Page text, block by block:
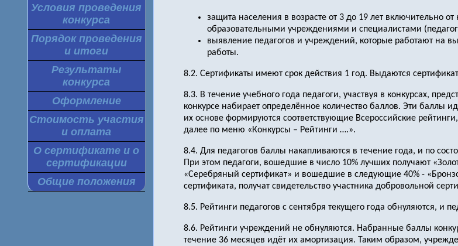
Условия проведения
конкурса
Порядок проведения
и итоги
Результаты
конкурса
Оформление
Стоимость участия
и оплата
О сертификате и о
сертификации
Общие положения
защита населения в возрасте от 3 до 19 лет включительно
образовательными учреждениями и специалистами
выявление педагогов и учреждений, которые работают на
работы.
8.2. Сертификаты имеют срок действия 1 год. Выдаются
8.3. В течение учебного года педагоги, участвуя в конкурсах,
конкурсе набирает определённое количество баллов. Эти баллы
их основе формируются соответствующие Всероссийские
далее по меню «Конкурсы – Рейтинги ….».
8.4. Для педагогов баллы накапливаются в течение года, и по
При этом педагоги, вошедшие в число 10% лучших получают
«Серебряный сертификат» и вошедшие в следующие 40% -
сертификата, получат свидетельство участника добровольной
8.5. Рейтинги педагогов с сентября текущего года обнуляются, и
8.6. Рейтинги учреждений не обнуляются. Набранные баллы
течение 36 месяцев идёт их амортизация. Таким образом,